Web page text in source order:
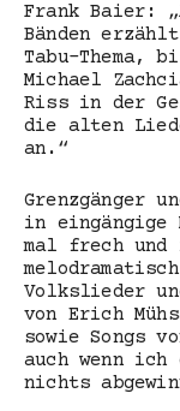
Frank Baier:
Bänden
Tabu-Thema,
Michael
Riss in der
die alten
an.“
Grenzgänger
in eingängige
mal frech und
Volkslieder
von Erich
sowie Songs
auch wenn ich
nichts